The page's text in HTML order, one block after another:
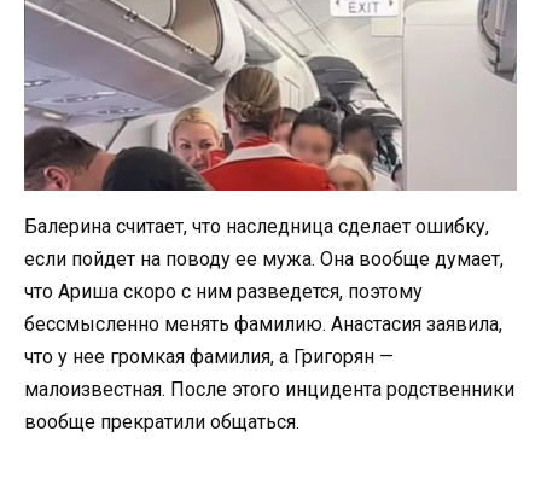
Балерина считает, что наследница сделает ошибку,
если пойдет на поводу ее мужа. Она вообще думает,
что Ариша скоро с ним разведется, поэтому
бессмысленно менять фамилию. Анастасия заявила,
что у нее громкая фамилия, а Григорян —
малоизвестная. После этого инцидента родственники
вообще прекратили общаться.